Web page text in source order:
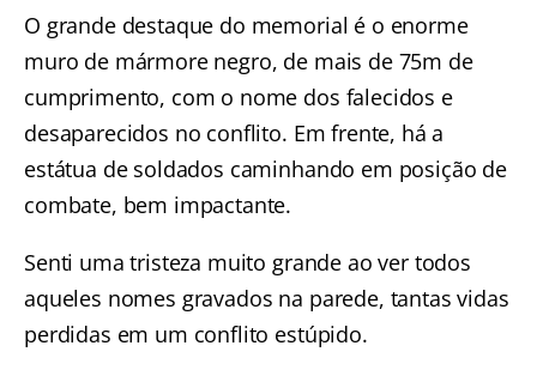
O grande destaque do memorial é o enorme
muro de mármore negro, de mais de 75m de
cumprimento, com o nome dos falecidos e
desaparecidos no conflito. Em frente, há a
estátua de soldados caminhando em posição de
combate, bem impactante.
Senti uma tristeza muito grande ao ver todos
aqueles nomes gravados na parede, tantas vidas
perdidas em um conflito estúpido.